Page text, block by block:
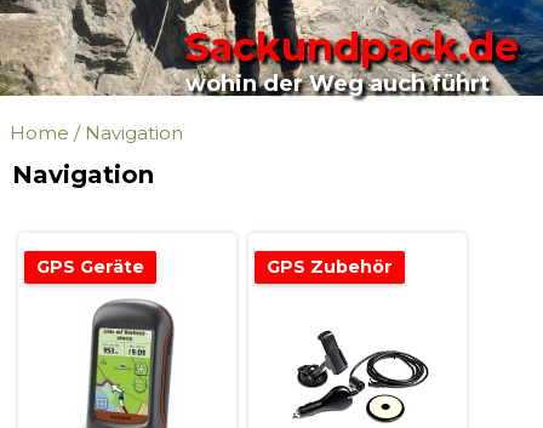
Sackundpack.de
wohin der Weg auch führt
Home / Navigation
Navigation
GPS Geräte GPS Zubehör